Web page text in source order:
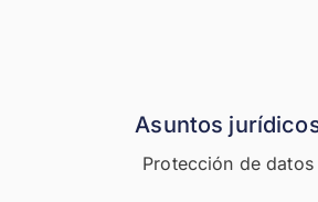
Asuntos
Protección de datos